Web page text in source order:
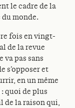
le cadre de la
monde.
fois en vingt-
de la revue
va pas sans
s’opposer et
en un même
quoi de plus
de la raison qui,